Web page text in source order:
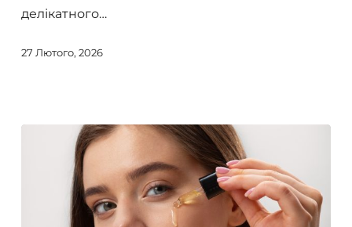
акне
делікатного…
27 Лютого, 2026